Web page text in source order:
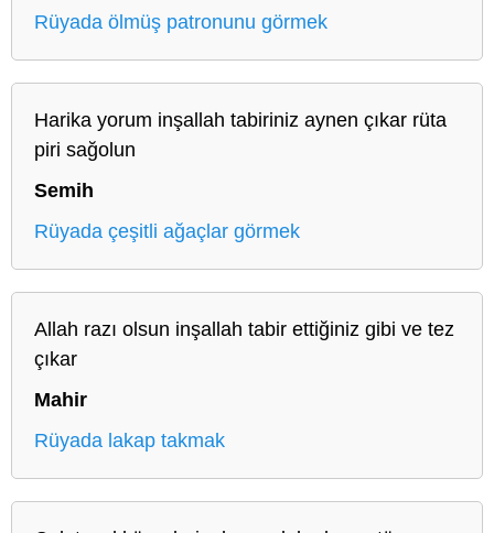
Rüyada ölmüş patronunu görmek
Harika yorum inşallah tabiriniz aynen çıkar rüta
piri sağolun
Semih
Rüyada çeşitli ağaçlar görmek
Allah razı olsun inşallah tabir ettiğiniz gibi ve tez
çıkar
Mahir
Rüyada lakap takmak